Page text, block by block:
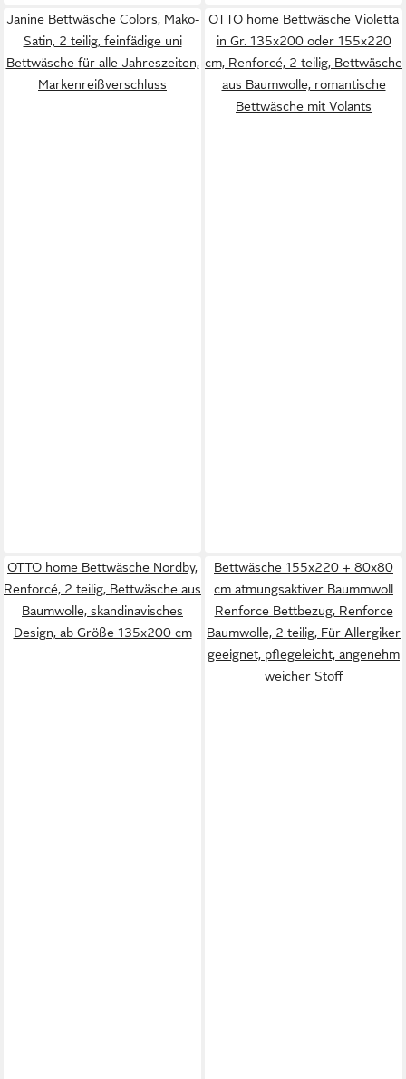
Janine Bettwäsche Colors, Mako-
Satin, 2 teilig, feinfädige uni
Bettwäsche für alle Jahreszeiten,
Markenreißverschluss
OTTO home Bettwäsche Violetta
in Gr. 135x200 oder 155x220
cm, Renforcé, 2 teilig, Bettwäsche
aus Baumwolle, romantische
Bettwäsche mit Volants
OTTO home Bettwäsche Nordby,
Renforcé, 2 teilig, Bettwäsche aus
Baumwolle, skandinavisches
Design, ab Größe 135x200 cm
Bettwäsche 155x220 + 80x80
cm atmungsaktiver Baummwoll
Renforce Bettbezug, Renforce
Baumwolle, 2 teilig, Für Allergiker
geeignet, pflegeleicht, angenehm
weicher Stoff